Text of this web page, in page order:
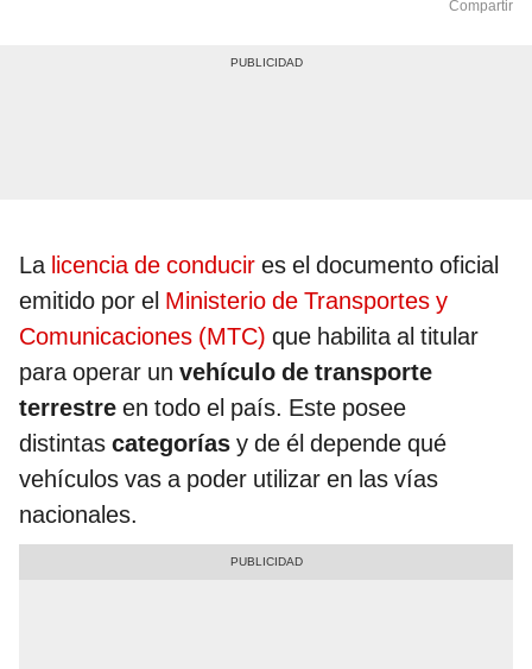
Compartir
La licencia de conducir es el documento oficial
emitido por el Ministerio de Transportes y
Comunicaciones (MTC) que habilita al titular
para operar un vehículo de transporte
terrestre en todo el país. Este posee
distintas categorías y de él depende qué
vehículos vas a poder utilizar en las vías
nacionales.